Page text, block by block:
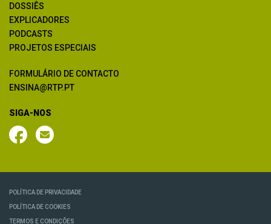
DOSSIÊS
EXPLICADORES
PODCASTS
PROJETOS ESPECIAIS
FORMULÁRIO DE CONTACTO
ENSINA@RTP.PT
SIGA-NOS
POLÍTICA DE PRIVACIDADE
POLÍTICA DE COOKIES
TERMOS E CONDIÇÕES